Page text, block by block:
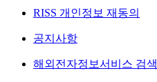
RISS 개인정보 재동의
공지사항
해외전자정보서비스 검색